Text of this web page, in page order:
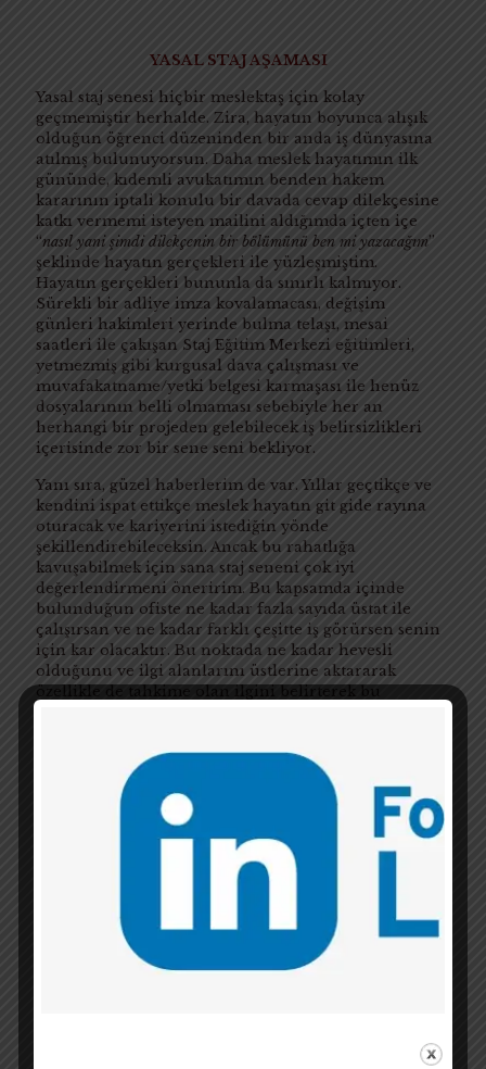
YASAL STAJ AŞAMASI
Yasal staj senesi hiçbir meslektaş için kolay
geçmemiştir herhalde. Zira, hayatın boyunca alışık
olduğun öğrenci düzeninden bir anda iş dünyasına
atılmış bulunuyorsun. Daha meslek hayatımın ilk
gününde, kıdemli avukatımın benden hakem
kararının iptali konulu bir davada cevap dilekçesine
katkı vermemi isteyen mailini aldığımda içten içe
“nasıl yani şimdi dilekçenin bir bölümünü ben mi yazacağım”
şeklinde hayatın gerçekleri ile yüzleşmiştim.
Hayatın gerçekleri bununla da sınırlı kalmıyor.
Sürekli bir adliye imza kovalamacası, değişim
günleri hakimleri yerinde bulma telaşı, mesai
saatleri ile çakışan Staj Eğitim Merkezi eğitimleri,
yetmezmiş gibi kurgusal dava çalışması ve
muvafakatname/yetki belgesi karmaşası ile henüz
dosyalarının belli olmaması sebebiyle her an
herhangi bir projeden gelebilecek iş belirsizlikleri
içerisinde zor bir sene seni bekliyor.
Yanı sıra, güzel haberlerim de var. Yıllar geçtikçe ve
kendini ispat ettikçe meslek hayatın git gide rayına
oturacak ve kariyerini istediğin yönde
şekillendirebileceksin. Ancak bu rahatlığa
kavuşabilmek için sana staj seneni çok iyi
değerlendirmeni öneririm. Bu kapsamda içinde
bulunduğun ofiste ne kadar fazla sayıda üstat ile
çalışırsan ve ne kadar farklı çeşitte iş görürsen senin
için kar olacaktır. Bu noktada ne kadar hevesli
olduğunu ve ilgi alanlarını üstlerine aktararak
özellikle de tahkime olan ilgini belirterek bu
Bununla birlikte günceli yakalamak adına mutlaka
her sabah ilk iş Resmi Gazete’yi incelemeni, ilgi
alanlarına ve yine tahkime yönelik güncel Yargıtay
kararları ile hukuki yayınları takip etmeni de
öneririm. Ayrıca, ilgi alanların üzerine eğitim,
konferans ve çeşitli programları da staj senende
takip ederek kendine yatırım yapabilirsin. Bunu
Özellikle bu dönemde eğer üyesi değilsen çeşitli
kurumsal tahkim merkezlerinin genç
uygulamacılara yönelik platformlarına üye olmanı
on International Commercial Arbitration’a katılarak